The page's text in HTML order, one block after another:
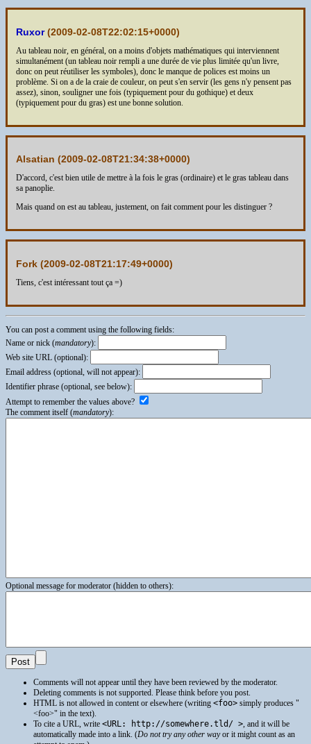
Ruxor(2009-02-08T22:02:15+0000)
Au tableau noir, en général, on a moins d'objets mathématiques qui interviennent
simultanément (un tableau noir rempli a une durée de vie plus limitée qu'un livre,
donc on peut réutiliser les symboles), donc le manque de polices est moins un
problème. Si on a de la craie de couleur, on peut s'en servir (les gens n'y pensent pas
assez), sinon, souligner une fois (typiquement pour du gothique) et deux
(typiquement pour du gras) est une bonne solution.
Alsatian (2009-02-08T21:34:38+0000)
D'accord, c'est bien utile de mettre à la fois le gras (ordinaire) et le gras tableau dans
sa panoplie.
Mais quand on est au tableau, justement, on fait comment pour les distinguer ?
Fork (2009-02-08T21:17:49+0000)
Tiens, c'est intéressant tout ça =)
You can post a comment using the following fields:
Name or nick (mandatory):
Web site URL (optional):
Email address (optional, will not appear):
Identifier phrase (optional, see below):
Attempt to remember the values above?
The comment itself (mandatory):
Optional message for moderator (hidden to others):
Comments will not appear until they have been reviewed by the moderator.
Deleting comments is not supported. Please think before you post.
HTML is not allowed in content or elsewhere (writing <foo> simply produces
<foo>
in the text).
To cite a URL, write <URL: http://somewhere.tld/ >, and it will be
automatically made into a link. (Do not try any other wayor it might count as an